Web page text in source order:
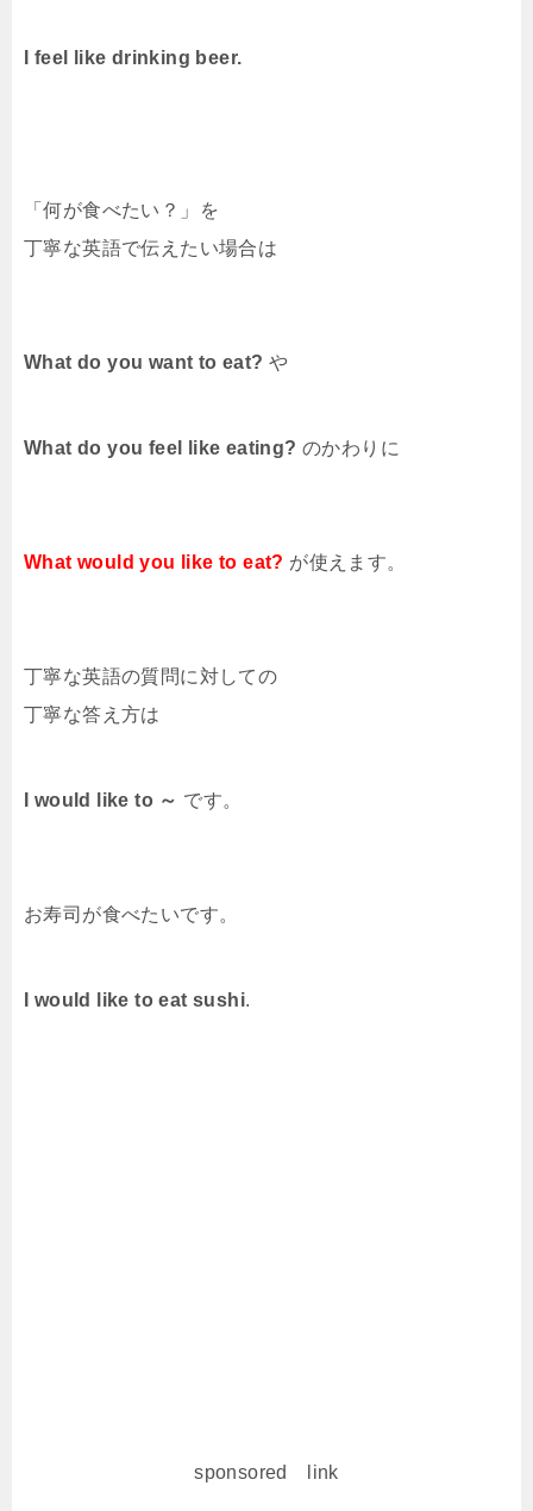
I feel like drinking beer.
「何が食べたい？」を
丁寧な英語で伝えたい場合は
What do you want to eat? や
What do you feel like eating? のかわりに
What would you like to eat? が使えます。
丁寧な英語の質問に対しての
丁寧な答え方は
I would like to ～ です。
お寿司が食べたいです。
I would like to eat sushi.
sponsored link